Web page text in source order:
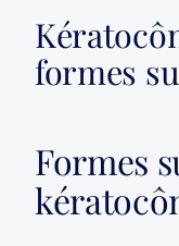
formes
Formes